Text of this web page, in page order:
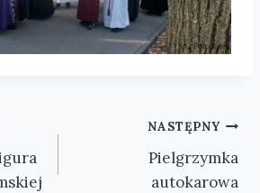
NASTĘPNY
Pielgrzymka
autokarowa